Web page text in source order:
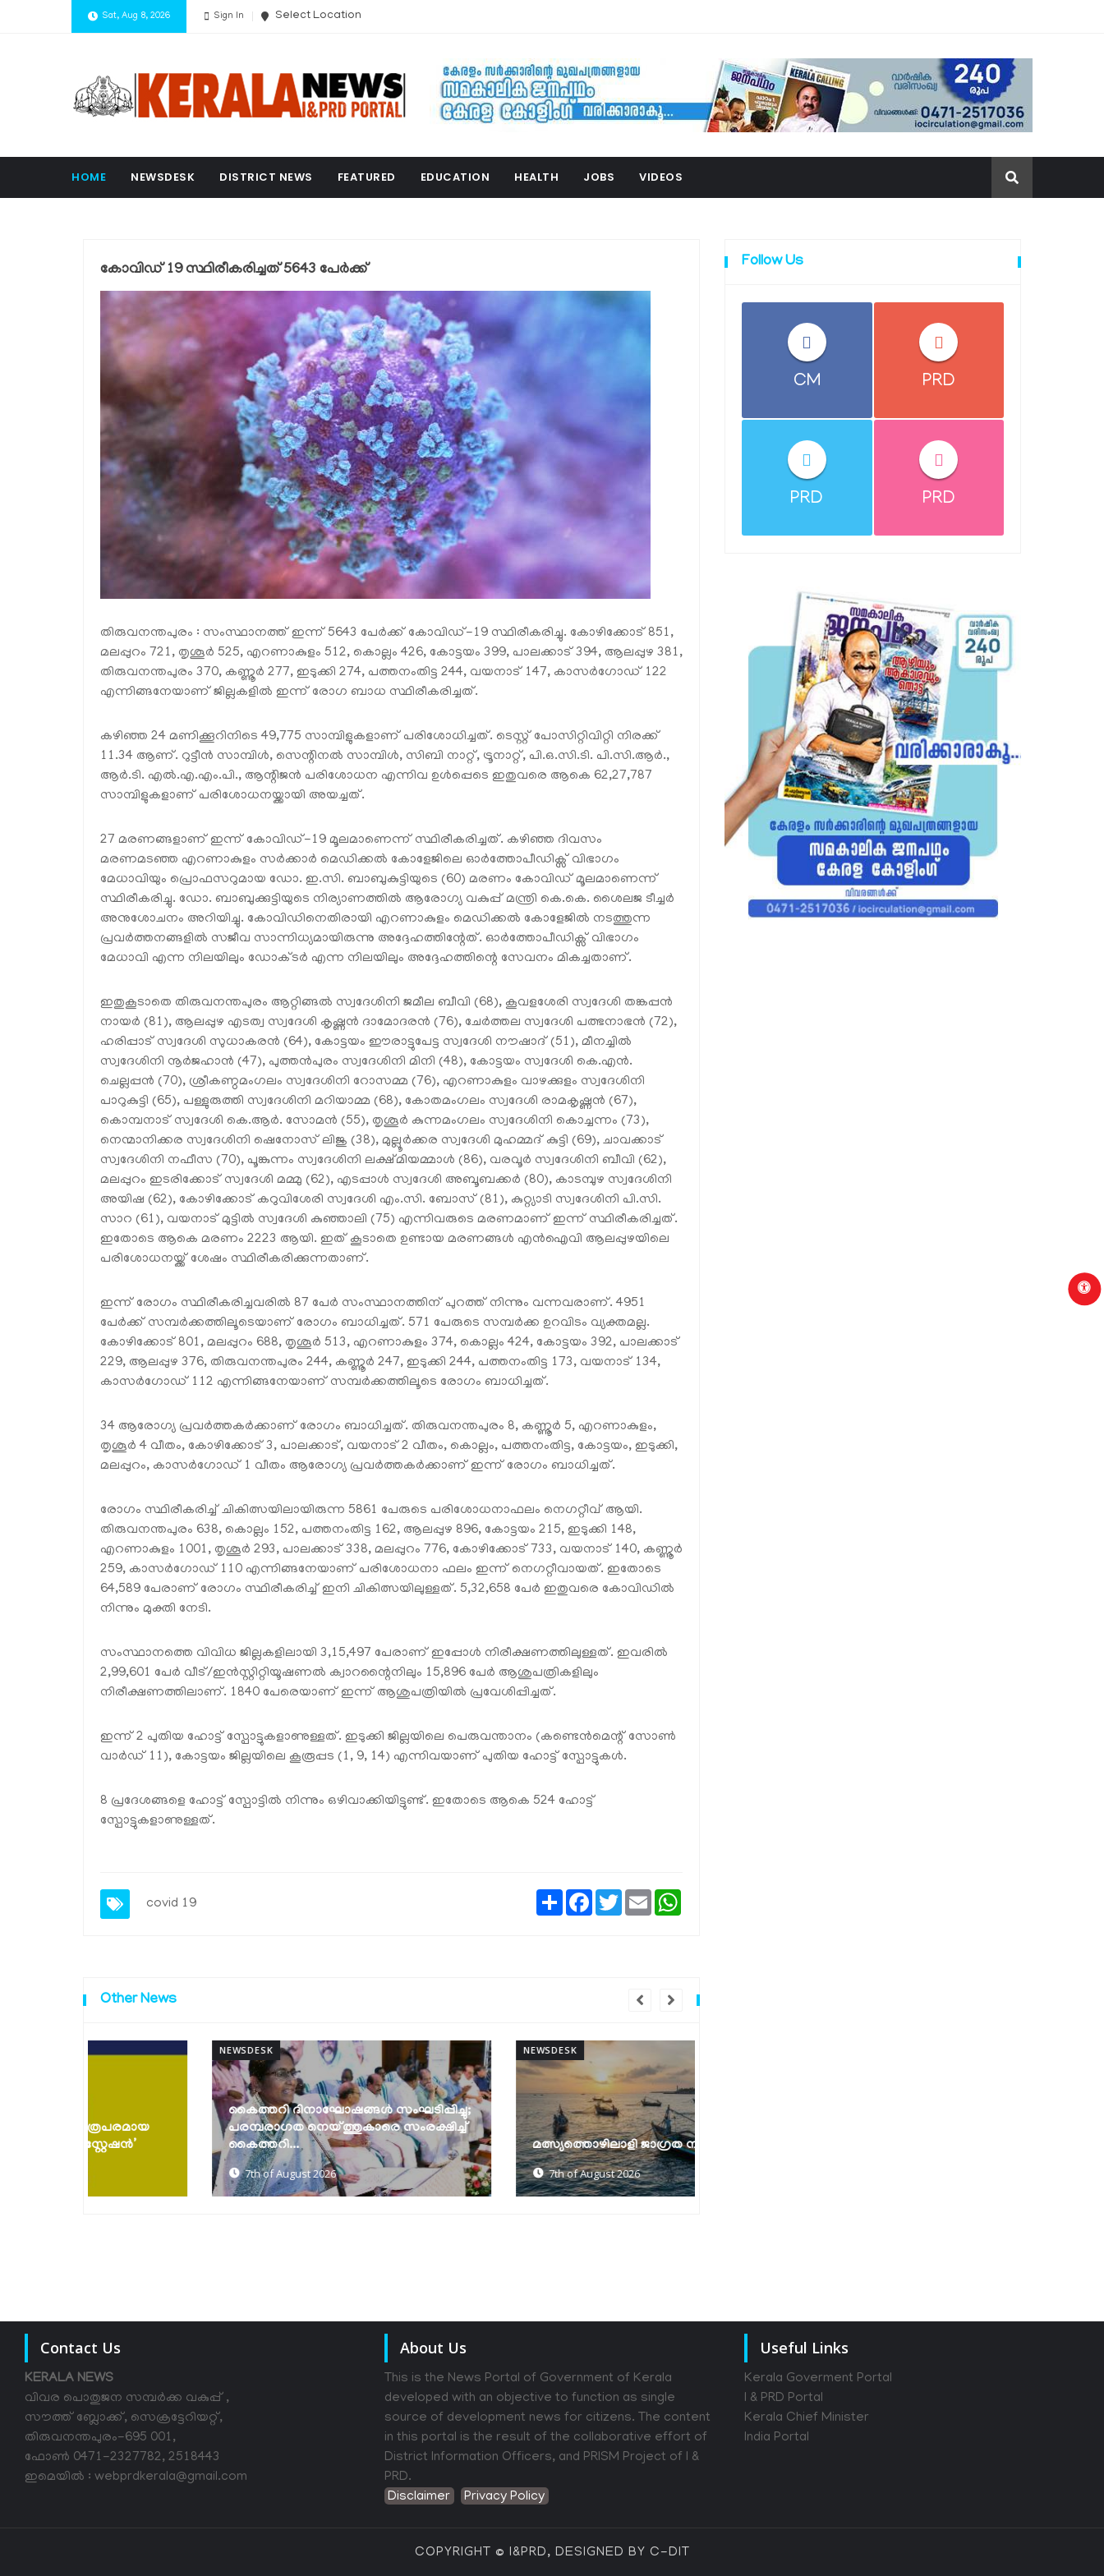
Sat, Aug 8, 2026 Sign In Select Location
HOME NEWSDESK DISTRICT NEWS FEATURED EDUCATION HEALTH JOBS VIDEOS
കോവിഡ് 19 സ്ഥിരീകരിച്ചത് 5643 പേര്‍ക്ക്
തിരുവനന്തപുരം : സംസ്ഥാനത്ത് ഇന്ന് 5643 പേര്‍ക്ക് കോവിഡ്-19 സ്ഥിരീകരിച്ചു. കോഴിക്കോട് 851,
മലപ്പുറം 721, തൃശൂര്‍ 525, എറണാകുളം 512, കൊല്ലം 426, കോട്ടയം 399, പാലക്കാട് 394, ആലപ്പുഴ 381,
തിരുവനന്തപുരം 370, കണ്ണൂര്‍ 277, ഇടുക്കി 274, പത്തനംതിട്ട 244, വയനാട് 147, കാസര്‍ഗോഡ് 122
എന്നിങ്ങനേയാണ് ജില്ലകളില്‍ ഇന്ന് രോഗ ബാധ സ്ഥിരീകരിച്ചത്.
കഴിഞ്ഞ 24 മണിക്കൂറിനിടെ 49,775 സാമ്പിളുകളാണ് പരിശോധിച്ചത്. ടെസ്റ്റ് പോസിറ്റിവിറ്റി നിരക്ക്
11.34 ആണ്. റുട്ടീന്‍ സാമ്പിള്‍, സെന്റിനല്‍ സാമ്പിള്‍, സിബി നാറ്റ്, ട്രൂനാറ്റ്, പി.ഒ.സി.ടി. പി.സി.ആര്‍.,
ആര്‍.ടി. എല്‍.എ.എം.പി., ആന്റിജന്‍ പരിശോധന എന്നിവ ഉള്‍പ്പെടെ ഇതുവരെ ആകെ 62,27,787
സാമ്പിളുകളാണ് പരിശോധനയ്ക്കായി അയച്ചത്.
27 മരണങ്ങളാണ് ഇന്ന് കോവിഡ്-19 മൂലമാണെന്ന് സ്ഥിരീകരിച്ചത്. കഴിഞ്ഞ ദിവസം
മരണമടഞ്ഞ എറണാകുളം സര്‍ക്കാര്‍ മെഡിക്കല്‍ കോളേജിലെ ഓര്‍ത്തോപീഡിക്സ് വിഭാഗം
മേധാവിയും പ്രൊഫസറുമായ ഡോ. ഇ.സി. ബാബുകുട്ടിയുടെ (60) മരണം കോവിഡ് മൂലമാണെന്ന്
സ്ഥിരീകരിച്ചു. ഡോ. ബാബുക്കുട്ടിയുടെ നിര്യാണത്തില്‍ ആരോഗ്യ വകുപ്പ് മന്ത്രി കെ.കെ. ശൈലജ ടീച്ചര്‍
അനുശോചനം അറിയിച്ചു. കോവിഡിനെതിരായി എറണാകുളം മെഡിക്കല്‍ കോളേജില്‍ നടത്തുന്ന
പ്രവര്‍ത്തനങ്ങളില്‍ സജീവ സാന്നിധ്യമായിരുന്നു അദ്ദേഹത്തിന്റേത്. ഓര്‍ത്തോപീഡിക്സ് വിഭാഗം
മേധാവി എന്ന നിലയിലും ഡോക്ടര്‍ എന്ന നിലയിലും അദ്ദേഹത്തിന്റെ സേവനം മികച്ചതാണ്.
ഇതുകൂടാതെ തിരുവനന്തപുരം ആറ്റിങ്ങല്‍ സ്വദേശിനി ജമീല ബീവി (68), കൂവളശേരി സ്വദേശി തങ്കപ്പന്‍
നായര്‍ (81), ആലപ്പുഴ എടത്വ സ്വദേശി കൃഷ്ണന്‍ ദാമോദരന്‍ (76), ചേര്‍ത്തല സ്വദേശി പത്ഭനാഭന്‍ (72),
ഹരിപ്പാട് സ്വദേശി സുധാകരന്‍ (64), കോട്ടയം ഈരാട്ടുപേട്ട സ്വദേശി നൗഷാദ് (51), മീനച്ചില്‍
സ്വദേശിനി നൂര്‍ജഹാന്‍ (47), പുത്തന്‍പുരം സ്വദേശിനി മിനി (48), കോട്ടയം സ്വദേശി കെ.എന്‍.
ചെല്ലപ്പന്‍ (70), ശ്രീകണ്ഠമംഗലം സ്വദേശിനി റോസമ്മ (76), എറണാകുളം വാഴക്കുളം സ്വദേശിനി
പാറുകുട്ടി (65), പള്ളുരുത്തി സ്വദേശിനി മറിയാമ്മ (68), കോതമംഗലം സ്വദേശി രാമകൃഷ്ണന്‍ (67),
കൊമ്പനാട് സ്വദേശി കെ.ആര്‍. സോമന്‍ (55), തൃശൂര്‍ കുന്നമംഗലം സ്വദേശിനി കൊച്ചന്നം (73),
നെന്മാനിക്കര സ്വദേശിനി ഷെനോസ് ലിജു (38), മുല്ലൂര്‍ക്കര സ്വദേശി മുഹമ്മദ് കുട്ടി (69), ചാവക്കാട്
സ്വദേശിനി നഫീസ (70), പൂങ്കുന്നം സ്വദേശിനി ലക്ഷ്മിയമ്മാള്‍ (86), വരവൂര്‍ സ്വദേശിനി ബീവി (62),
മലപ്പുറം ഇടരിക്കോട് സ്വദേശി മമ്മു (62), എടപ്പാള്‍ സ്വദേശി അബൂബക്കര്‍ (80), കാടമ്പുഴ സ്വദേശിനി
അയിഷ (62), കോഴിക്കോട് കറുവിശേരി സ്വദേശി എം.സി. ബോസ് (81), കുറ്റ്യാടി സ്വദേശിനി പി.സി.
സാറ (61), വയനാട് മുട്ടില്‍ സ്വദേശി കുഞ്ഞാലി (75) എന്നിവരുടെ മരണമാണ് ഇന്ന് സ്ഥിരീകരിച്ചത്.
ഇതോടെ ആകെ മരണം 2223 ആയി. ഇത് കൂടാതെ ഉണ്ടായ മരണങ്ങള്‍ എന്‍ഐവി ആലപ്പുഴയിലെ
പരിശോധനയ്ക്ക് ശേഷം സ്ഥിരീകരിക്കുന്നതാണ്.
ഇന്ന് രോഗം സ്ഥിരീകരിച്ചവരില്‍ 87 പേര്‍ സംസ്ഥാനത്തിന് പുറത്ത് നിന്നും വന്നവരാണ്. 4951
പേര്‍ക്ക് സമ്പര്‍ക്കത്തിലൂടെയാണ് രോഗം ബാധിച്ചത്. 571 പേരുടെ സമ്പര്‍ക്ക ഉറവിടം വ്യക്തമല്ല.
കോഴിക്കോട് 801, മലപ്പുറം 688, തൃശൂര്‍ 513, എറണാകുളം 374, കൊല്ലം 424, കോട്ടയം 392, പാലക്കാട്
229, ആലപ്പുഴ 376, തിരുവനന്തപുരം 244, കണ്ണൂര്‍ 247, ഇടുക്കി 244, പത്തനംതിട്ട 173, വയനാട് 134,
കാസര്‍ഗോഡ് 112 എന്നിങ്ങനേയാണ് സമ്പര്‍ക്കത്തിലൂടെ രോഗം ബാധിച്ചത്.
34 ആരോഗ്യ പ്രവര്‍ത്തകര്‍ക്കാണ് രോഗം ബാധിച്ചത്. തിരുവനന്തപുരം 8, കണ്ണൂര്‍ 5, എറണാകുളം,
തൃശൂര്‍ 4 വീതം, കോഴിക്കോട് 3, പാലക്കാട്, വയനാട് 2 വീതം, കൊല്ലം, പത്തനംതിട്ട, കോട്ടയം, ഇടുക്കി,
മലപ്പുറം, കാസര്‍ഗോഡ് 1 വീതം ആരോഗ്യ പ്രവര്‍ത്തകര്‍ക്കാണ് ഇന്ന് രോഗം ബാധിച്ചത്.
രോഗം സ്ഥിരീകരിച്ച് ചികിത്സയിലായിരുന്ന 5861 പേരുടെ പരിശോധനാഫലം നെഗറ്റീവ് ആയി.
തിരുവനന്തപുരം 638, കൊല്ലം 152, പത്തനംതിട്ട 162, ആലപ്പുഴ 896, കോട്ടയം 215, ഇടുക്കി 148,
എറണാകുളം 1001, തൃശൂര്‍ 293, പാലക്കാട് 338, മലപ്പുറം 776, കോഴിക്കോട് 733, വയനാട് 140, കണ്ണൂര്‍
259, കാസര്‍ഗോഡ് 110 എന്നിങ്ങനേയാണ് പരിശോധനാ ഫലം ഇന്ന് നെഗറ്റീവായത്. ഇതോടെ
64,589 പേരാണ് രോഗം സ്ഥിരീകരിച്ച് ഇനി ചികിത്സയിലുള്ളത്. 5,32,658 പേര്‍ ഇതുവരെ കോവിഡില്‍
നിന്നും മുക്തി നേടി.
സംസ്ഥാനത്തെ വിവിധ ജില്ലകളിലായി 3,15,497 പേരാണ് ഇപ്പോള്‍ നിരീക്ഷണത്തിലുള്ളത്. ഇവരില്‍
2,99,601 പേര്‍ വീട്/ഇന്‍സ്റ്റിറ്റിയൂഷണല്‍ ക്വാറന്റൈനിലും 15,896 പേര്‍ ആശുപത്രികളിലും
നിരീക്ഷണത്തിലാണ്. 1840 പേരെയാണ് ഇന്ന് ആശുപത്രിയില്‍ പ്രവേശിപ്പിച്ചത്.
ഇന്ന് 2 പുതിയ ഹോട്ട് സ്പോട്ടുകളാണുള്ളത്. ഇടുക്കി ജില്ലയിലെ പെരുവന്താനം (കണ്ടെന്‍മെന്റ് സോണ്‍
വാര്‍ഡ് 11), കോട്ടയം ജില്ലയിലെ കൂരൂപ്പട (1, 9, 14) എന്നിവയാണ് പുതിയ ഹോട്ട് സ്പോട്ടുകള്‍.
8 പ്രദേശങ്ങളെ ഹോട്ട് സ്പോട്ടില്‍ നിന്നും ഒഴിവാക്കിയിട്ടുണ്ട്. ഇതോടെ ആകെ 524 ഹോട്ട്
സ്പോട്ടുകളാണുള്ളത്.
covid 19
ShareFacebook
TwitterEmail
Other News
കൈത്തറി ദിനാഘോഷങ്ങൾ സംഘടിപ്പിച്ചു;
പരമ്പരാഗത നെയ്ത്തുകാരെ സംരക്ഷിച്ച്
കൈത്തറി...
7th of August 2026
NEWSDESK
മത്സ്യത്തൊഴിലാളി ജാഗ്രത നിർദേശം
7th of August 2026
Follow Us
CM PRD
PRD PRD
Contact Us
KERALA NEWS
വിവര പൊതുജന സമ്പര്‍ക്ക വകുപ്പ് ,
സൗത്ത് ബ്ലോക്ക്, സെക്രട്ടേറിയറ്റ്,
തിരുവനന്തപുരം-695 001,
ഫോൺ 0471-2327782, 2518443
ഇമെയിൽ : webprdkerala@gmail.com
About Us
This is the News Portal of Government of Kerala
developed with an objective to function as single
source of development news for citizens. The content
in this portal is the result of the collaborative effort of
District Information Officers, and PRISM Project of I &
PRD.
Disclaimer
Privacy Policy
Useful Links
Kerala Goverment Portal
I & PRD Portal
Kerala Chief Minister
India Portal
COPYRIGHT © I&PRD, DESIGNED BY C-DIT